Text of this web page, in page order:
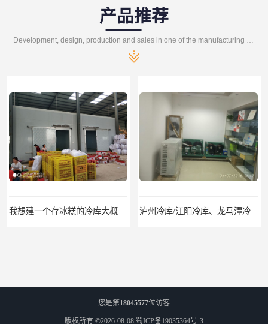
产品推荐
您是第18045577位访客
版权所有 ©2026-08-08 蜀ICP备19035364号-3